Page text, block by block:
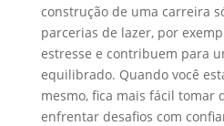
construção de uma carreira
parcerias de lazer, por
estresse e contribuem para
equilibrado. Quando você
mesmo, fica mais fácil tomar
enfrentar desafios com